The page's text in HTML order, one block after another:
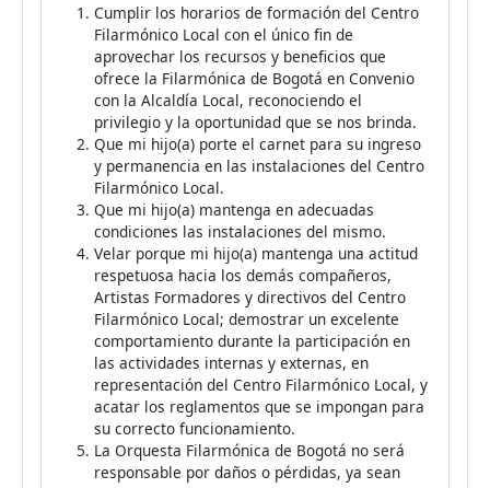
Cumplir los horarios de formación del Centro
Filarmónico Local con el único fin de
aprovechar los recursos y beneficios que
ofrece la Filarmónica de Bogotá en Convenio
con la Alcaldía Local, reconociendo el
privilegio y la oportunidad que se nos brinda.
Que mi hijo(a) porte el carnet para su ingreso
y permanencia en las instalaciones del Centro
Filarmónico Local.
Que mi hijo(a) mantenga en adecuadas
condiciones las instalaciones del mismo.
Velar porque mi hijo(a) mantenga una actitud
respetuosa hacia los demás compañeros,
Artistas Formadores y directivos del Centro
Filarmónico Local; demostrar un excelente
comportamiento durante la participación en
las actividades internas y externas, en
representación del Centro Filarmónico Local, y
acatar los reglamentos que se impongan para
su correcto funcionamiento.
La Orquesta Filarmónica de Bogotá no será
responsable por daños o pérdidas, ya sean